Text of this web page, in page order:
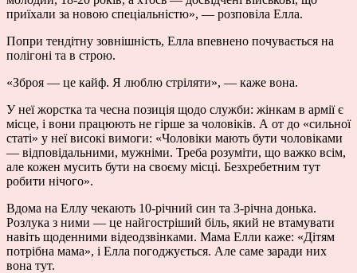
приїхали за новою спеціальністю», — розповіла Елла.
Попри тендітну зовнішність, Елла впевнено почувається на
полігоні та в строю.
«Зброя — це кайф. Я люблю стріляти», — каже вона.
У неї жорстка та чесна позиція щодо служби: жінкам в армії є
місце, і вони працюють не гірше за чоловіків. А от до «сильної
статі» у неї високі вимоги: «Чоловіки мають бути чоловіками
— відповідальними, мужніми. Треба розуміти, що важко всім,
але кожен мусить бути на своєму місці. Безхребетним тут
робити нічого».
Вдома на Еллу чекають 10-річний син та 3-річна донька.
Розлука з ними — це найгостріший біль, який не втамувати
навіть щоденними відеодзвінками. Мама Елли каже: «Дітям
потрібна мама», і Елла погоджується. Але саме заради них
вона тут.